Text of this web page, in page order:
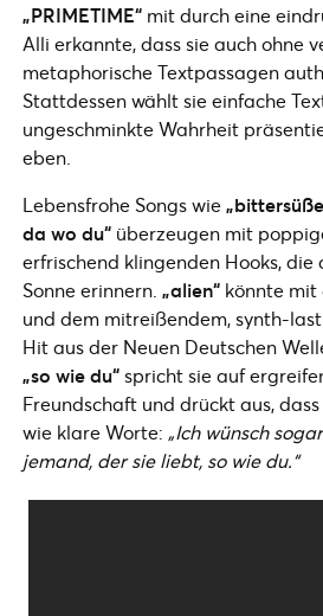
„PRIMETIME“ mit durch eine
Alli erkannte, dass sie auch ohne
metaphorische Textpassagen
Stattdessen wählt sie einfache
ungeschminkte Wahrheit
eben.
Lebensfrohe Songs wie
da wo du“ überzeugen mit
erfrischend klingenden Hooks, die
Sonne erinnern. „alien“ könnte mit
und dem mitreißendem, synth-
Hit aus der Neuen Deutschen
„so wie du“spricht sie auf
Freundschaft und drückt aus,
wie klare Worte: „Ich wünsch
jemand, der sie liebt, so wie du.“